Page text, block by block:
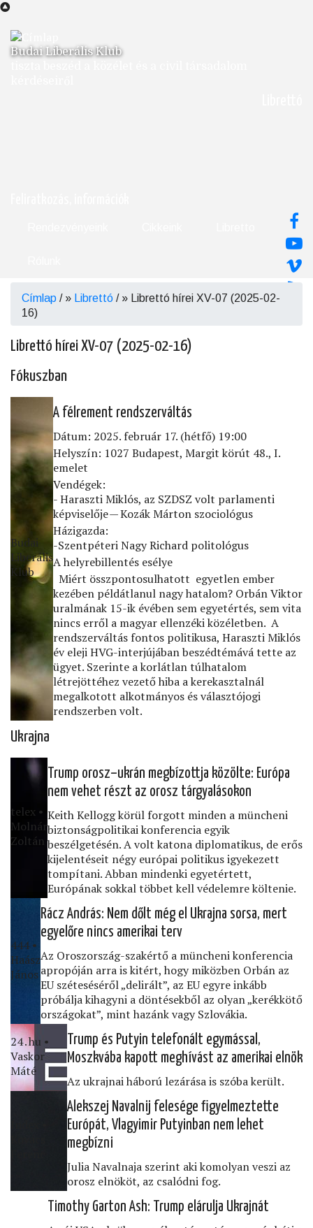
Ugrás
tartalomra
Budai Liberális Klub
Morzsa
Címlap / Librettó /
Librettó hírei XV-07 (2025-02-
16)
Librettó hírei XV-07 (2025-02-16)
Fókuszban
Budai
Liberális
Klub
A félrement rendszerváltás
Dátum: 2025. február 17. (hétfő) 19:00
Helyszín: 1027 Budapest, Margit körút 48., I.
emelet
Vendégek:
- Haraszti Miklós, az SZDSZ volt parlamenti
képviselője — Kozák Márton szociológus
Házigazda:
-Szentpéteri Nagy Richard politológus
A helyrebillentés esélye
Miért összpontosulhatott egyetlen ember
kezében példátlanul nagy hatalom? Orbán Viktor
uralmának 15-ik évében sem egyetértés, sem vita
nincs erről a magyar ellenzéki közéletben. A
rendszerváltás fontos politikusa, Haraszti Miklós
év eleji HVG-interjújában beszédtémává tette az
ügyet. Szerinte a korlátlan túlhatalom
létrejöttéhez vezető hiba a kerekasztalnál
megalkotott alkotmányos és választójogi
rendszerben volt.
Ukrajna
telex •
Molnár
Zoltán
Trump orosz–ukrán megbízottja közölte: Európa
nem vehet részt az orosz tárgyalásokon
Keith Kellogg körül forgott minden a müncheni
biztonságpolitikai konferencia egyik
beszélgetésén. A volt katona diplomatikus, de erős
kijelentéseit négy európai politikus igyekezett
tompítani. Abban mindenki egyetértett,
Európának sokkal többet kell védelemre költenie.
444 •
Haász
János
Rácz András: Nem dőlt még el Ukrajna sorsa, mert
egyelőre nincs amerikai terv
Az Oroszország-szakértő a müncheni konferencia
apropóján arra is kitért, hogy miközben Orbán az
EU széteséséről „delirált”, az EU egyre inkább
próbálja kihagyni a döntésekből az olyan „kerékkötő
országokat”, mint hazánk vagy Szlovákia.
24․hu •
Vaskor
Máté
Trump és Putyin telefonált egymással,
Moszkvába kapott meghívást az amerikai elnök
Az ukrajnai háború lezárása is szóba került.
Alekszej Navalnij felesége ﬁgyelmeztette
Európát, Vlagyimir Putyinban nem lehet
megbízni
Julia Navalnaja szerint aki komolyan veszi az
orosz elnököt, az csalódni fog.
Timothy Garton Ash: Trump elárulja Ukrajnát